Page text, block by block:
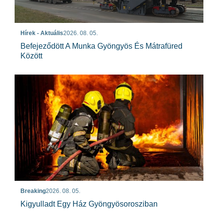
Hírek - Aktuális2026. 08. 05.
Befejeződött A Munka Gyöngyös És Mátrafüred
Között
Breaking2026. 08. 05.
Kigyulladt Egy Ház Gyöngyösorosziban